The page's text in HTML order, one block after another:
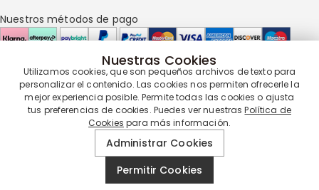
Preguntas frecuentes
Devolución en 60 días
Cómo cuidar
Drawelry Prime
Programa de Recompensas
Nuestros métodos de pago
Nuestros socios de entrega
Nuestra garantía de servicio
DrawelryReservados todos los derechos.
Nuestras Cookies
Utilizamos cookies, que son pequeños archivos de texto para
personalizar el contenido. Las cookies nos permiten ofrecerle la
mejor experiencia posible. Permite todas las cookies o ajusta
tus preferencias de cookies. Puedes ver nuestrasPolítica de
Cookies para más información.
Administrar Cookies
Permitir Cookies